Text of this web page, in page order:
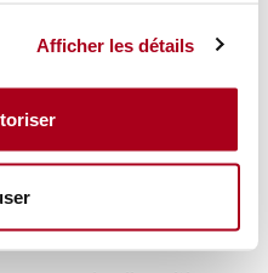
Afficher les détails
les livraisons et les
plus poussés doivent
et